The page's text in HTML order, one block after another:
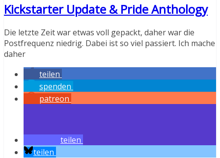
Kickstarter Update & Pride Anthology
Die letzte Zeit war etwas voll gepackt, daher war die
Postfrequenz niedrig. Dabei ist so viel passiert. Ich mache
daher
teilen
spenden
patreon
teilen
teilen